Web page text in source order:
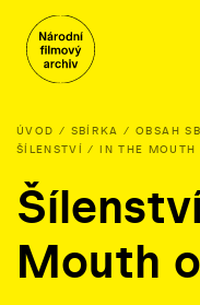
ÚVOD SBÍRKA OBSAH
ŠÍLENSTVÍ / IN THE MOUTH
Mouth